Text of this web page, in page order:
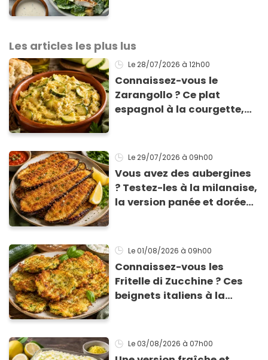
Les articles les plus lus
Le 28/07/2026 à 12h00
Connaissez-vous le
Zarangollo ? Ce plat
espagnol à la courgette,
Le 29/07/2026 à 09h00
Vous avez des aubergines
? Testez-les à la milanaise,
la version panée et dorée
Le 01/08/2026 à 09h00
Connaissez-vous les
Fritelle di Zucchine ? Ces
beignets italiens à la
Le 03/08/2026 à 07h00